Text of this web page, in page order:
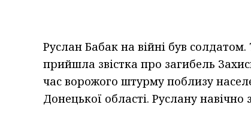
Руслан Бабак на війні був
прийшла звістка про загибель
час ворожого штурму поблизу
Донецької області. Руслану навічно